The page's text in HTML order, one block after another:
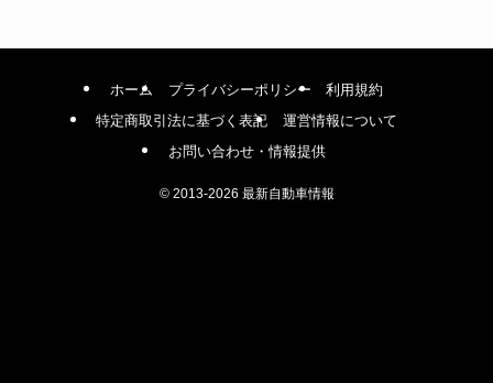
ホーム プライバシーポリシー
利用規約
特定商取引法に基づく表記
運営情報について
お問い合わせ・情報提供
©2013-2026 最新自動車情報